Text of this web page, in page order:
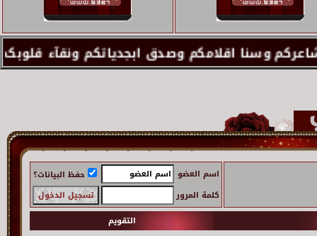
اسم العضو
حفظ البيانات؟
كلمة المرور
التقويم